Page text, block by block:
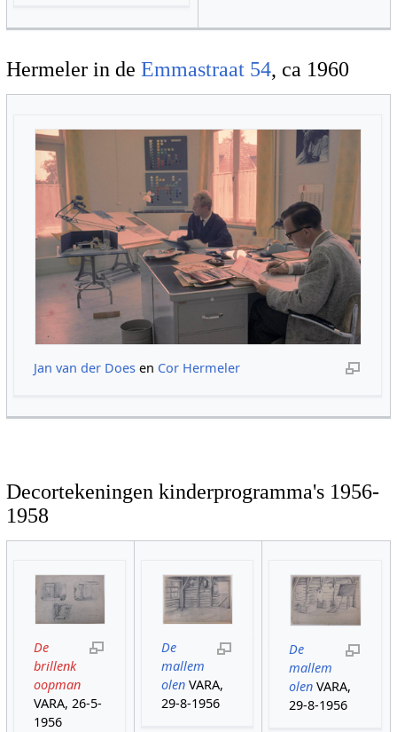
Hermeler in de Emmastraat 54, ca 1960
Jan van der Does en Cor Hermeler
Decortekeningen kinderprogramma's 1956-
1958
De
brillenk
oopman
VARA, 26-5-
1956
De
mallem
olen VARA,
29-8-1956
De
mallem
olen VARA,
29-8-1956